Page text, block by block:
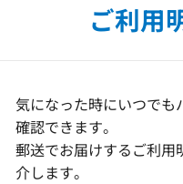
もっと便利に使う
ポイントを貯める
ポイントを使う
ご利用
気になった時にいつでも
確認できます。
郵送でお届けするご利用
介します。